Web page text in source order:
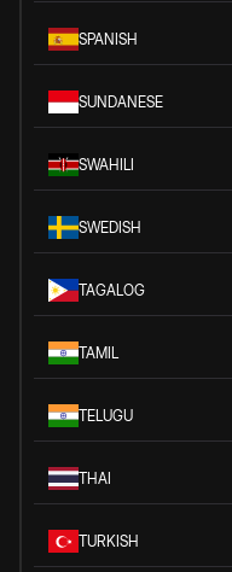
SPANISH
SUNDANESE
SWAHILI
SWEDISH
TAGALOG
TAMIL
TELUGU
THAI
TURKISH